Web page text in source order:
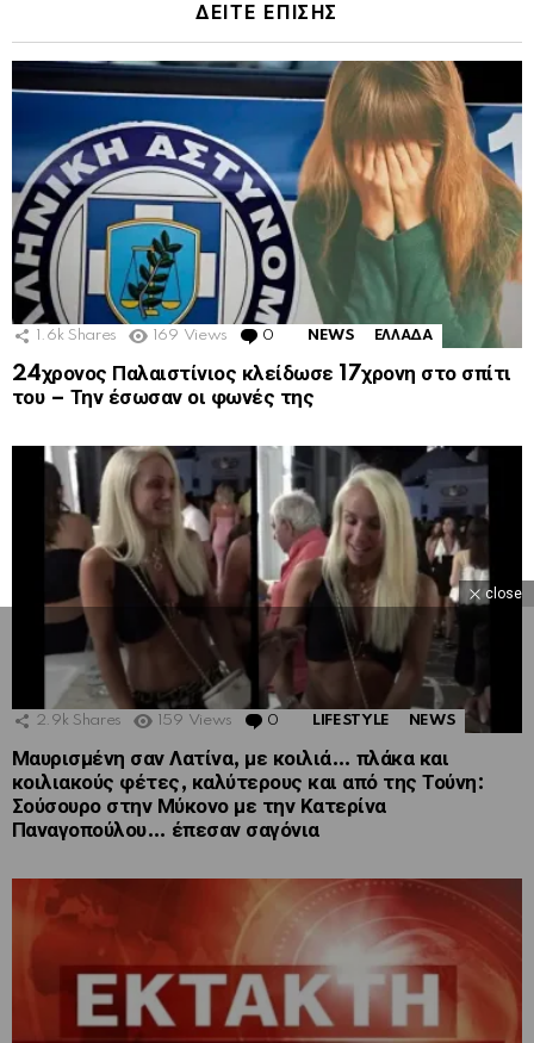
ΔΕΙΤΕ ΕΠΙΣΗΣ
1.6k Shares 169 Views 0 Comments
NEWS ΕΛΛΑΔΑ
24χρονος Παλαιστίνιος κλείδωσε 17χρονη στο σπίτι
του – Την έσωσαν οι φωνές της
2.9k Shares 159 Views 0 Comments
LIFESTYLE NEWS
Μαυρισμένη σαν Λατίνα, με κοιλιά… πλάκα και
κοιλιακούς φέτες, καλύτερους και από της Τούνη:
Σούσουρο στην Μύκονο με την Κατερίνα
Παναγοπούλου… έπεσαν σαγόνια
close